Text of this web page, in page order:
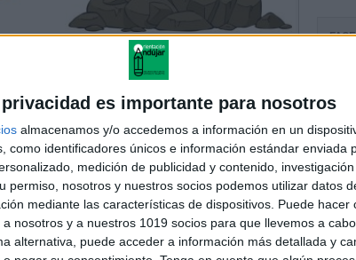
es importante para nosotros
almacenamos y/o accedemos a información en un
como identificadores únicos e información estándar enviada
medición de publicidad y contenido,
permiso, nosotros y nuestros socios podemos utilizar datos
mediante las características de dispositivos. Puede hacer
nosotros y a nuestros 1019 socios para que llevemos a
alternativa, puede acceder a información más detallada y